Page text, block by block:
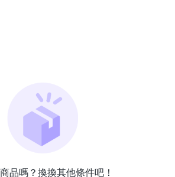
品嗎？換換其他條件吧！